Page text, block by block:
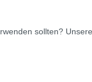
sollten?